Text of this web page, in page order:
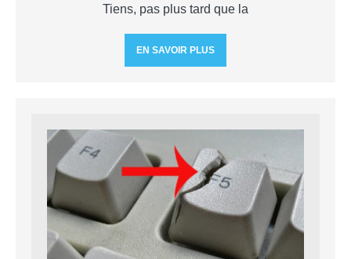
Tiens, pas plus tard que la
EN SAVOIR PLUS